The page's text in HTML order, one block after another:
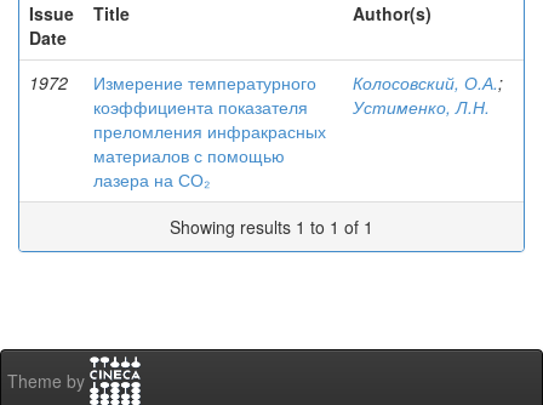
Issue
Date
Title Author(s)
1972
Измерение температурного
коэффициента показателя
преломления инфракрасных
материалов с помощью
лазера на СО₂
Колосовский, О.А.;
Устименко, Л.Н.
Showing results 1 to 1 of 1
Theme by